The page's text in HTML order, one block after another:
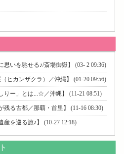
思いを馳せる♪/斎場御嶽】 (03- 2 09:36)
ヒカンザクラ）／沖縄】 (01-20 09:56)
りー」とは...☆／沖縄】 (11-21 08:51)
残る古都／那覇・首里】 (11-16 08:30)
産を巡る旅♪】 (10-27 12:18)